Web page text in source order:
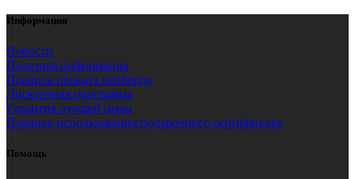
Информация
Новости
Полезная информация
Правила проката вейборда
Дисконтная программа
Гарантия лучшей цены
Правила использования подарочного сертификата
Помощь